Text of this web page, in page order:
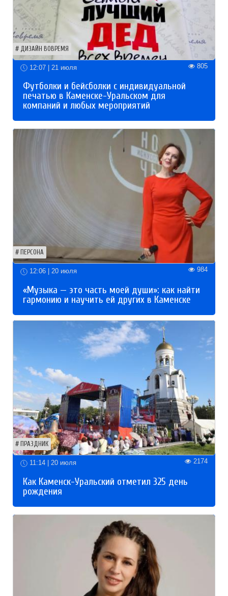
ДИЗАЙН ВОВРЕМЯ
12:07 | 21 июля 805
Футболки и бейсболки с индивидуальной
печатью в Каменске-Уральском для
компаний и любых мероприятий
ПЕРСОНА
12:06 | 20 июля 984
«Музыка — это часть моей души»: как найти
гармонию и научить ей других в Каменске
ПРАЗДНИК
11:14 | 20 июля 2174
Как Каменск-Уральский отметил 325 день
рождения